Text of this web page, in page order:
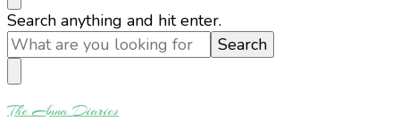
Looking
for
Something?
Search anything and hit enter.
The Anna Diaries